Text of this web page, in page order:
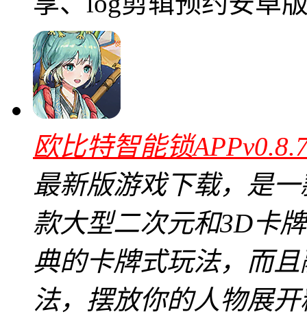
欧比特智能锁
最新版游戏下载，是
款大型二次元和3D卡
典的卡牌式玩法，而
法，摆放你的人物展